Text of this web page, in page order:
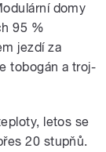
domy
95 %
jezdí za
tobogán a troj-
letos se
20 stupňů.